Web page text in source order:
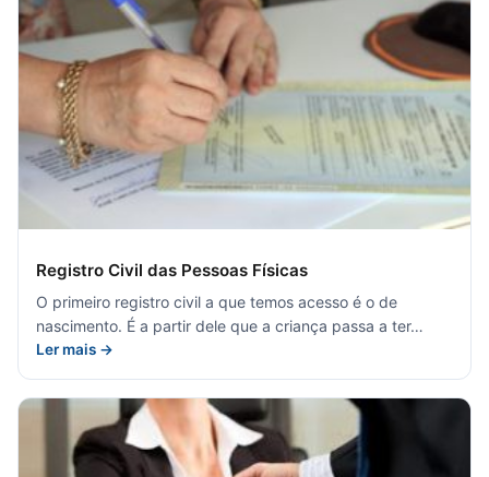
Registro Civil das Pessoas Físicas
O primeiro registro civil a que temos acesso é o de
nascimento. É a partir dele que a criança passa a ter…
Ler mais →